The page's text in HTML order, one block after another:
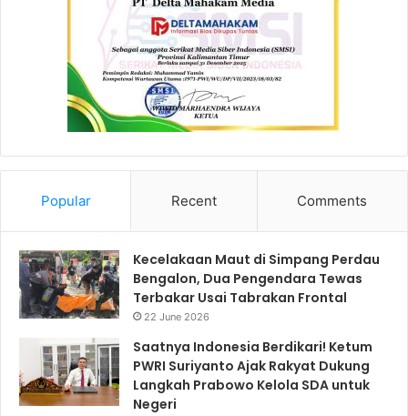
Popular Recent Comments
Kecelakaan Maut di Simpang Perdau
Bengalon, Dua Pengendara Tewas
Terbakar Usai Tabrakan Frontal
22 June 2026
Saatnya Indonesia Berdikari! Ketum
PWRI Suriyanto Ajak Rakyat Dukung
Langkah Prabowo Kelola SDA untuk
Negeri